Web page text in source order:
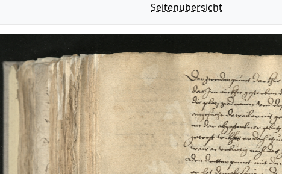
Seitenübersicht